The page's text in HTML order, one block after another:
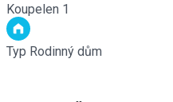
Koupelen 1
Typ Rodinný dům